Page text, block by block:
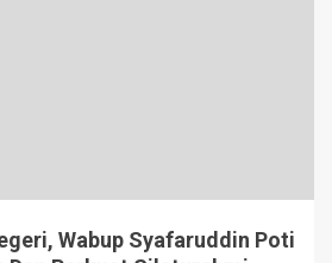
Wabup Syafaruddin Poti